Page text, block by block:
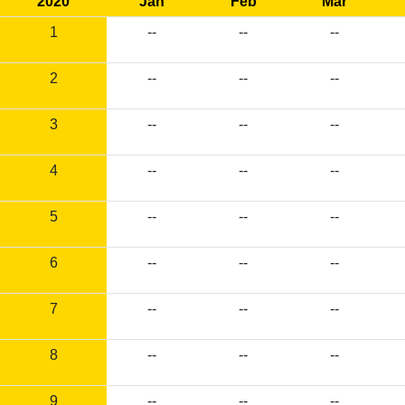
1
-- -- --
2 -- -- --
3 -- -- --
4 -- -- --
5 -- -- --
6 -- -- --
7 -- -- --
8 -- -- --
9 -- -- --